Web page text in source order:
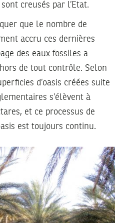
creusés par l’Etat.
que le nombre de
accru ces dernières
des eaux fossiles a
de tout contrôle. Selon
d’oasis créées suite
s’élèvent à
et ce processus de
est toujours continu.